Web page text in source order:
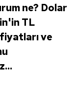
ne? Dolar
TL
ve